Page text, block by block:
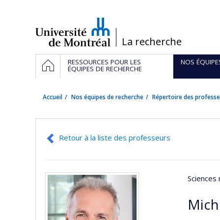
/La recherche
Navigation
principale
ACCUEILRESSOURCES POUR LES
ÉQUIPES DE RECHERCHE
NOS
Accueil Nos équipes de recherche Répertoire des
Retour à la liste des professeurs